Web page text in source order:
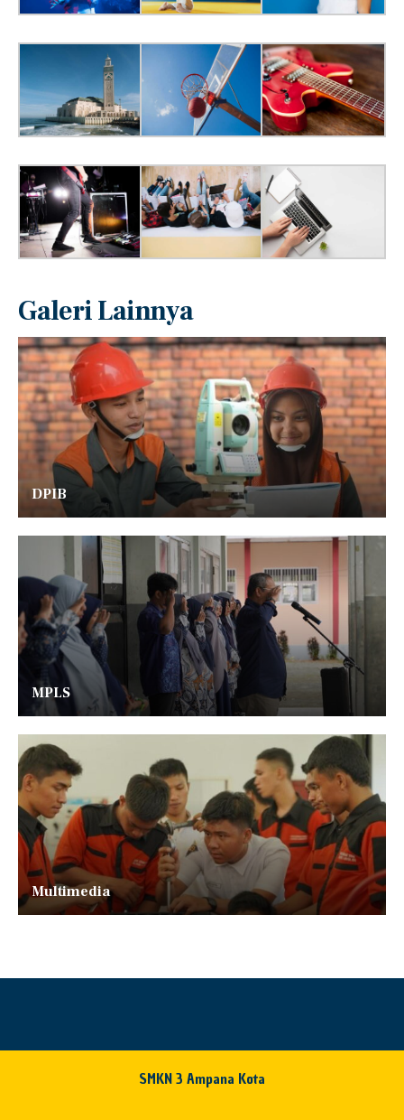
Galeri Lainnya
DPIB
MPLS
Multimedia
SMKN 3 Ampana Kota